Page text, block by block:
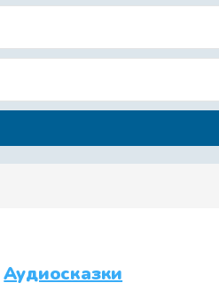
Аудиосказки